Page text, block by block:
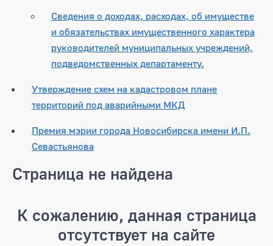
Сведения о доходах, расходах, об имуществе
и обязательствах имущественного характера
руководителей муниципальных учреждений,
подведомственных департаменту.
Утверждение схем на кадастровом плане
территорий под аварийными МКД
Премия мэрии города Новосибирска имени И.П.
Севастьянова
Страница не найдена
К сожалению, данная страница
отсутствует на сайте